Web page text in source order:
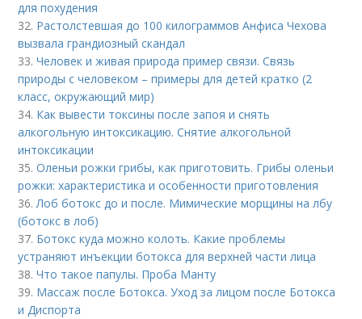
для похудения
32. Растолстевшая до 100 килограммов Анфиса Чехова
вызвала грандиозный скандал
33.Человек и живая природа пример связи. Связь
природы с человеком – примеры для детей кратко (2
класс, окружающий мир)
34. Как вывести токсины после запоя и снять
алкогольную интоксикацию. Снятие алкогольной
интоксикации
35.Оленьи рожки грибы, как приготовить. Грибы оленьи
рожки: характеристика и особенности приготовления
36.Лоб ботокс до и после. Мимические морщины на лбу
(ботокс в лоб)
37. Ботокс куда можно колоть. Какие проблемы
устраняют инъекции ботокса для верхней части лица
38.Что такое папулы. Проба Манту
39. Массаж после Ботокса. Уход за лицом после Ботокса
и Диспорта